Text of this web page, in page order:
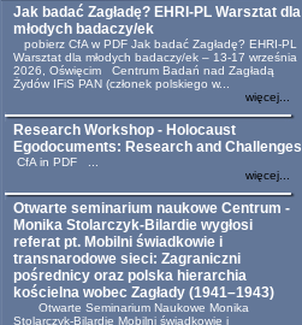
Jak badać Zagładę? EHRI-PL Warsztat dla
młodych badaczy/ek
pobierz CfA w PDF Jak badać Zagładę? EHRI-PL
Warsztat dla młodych badaczy/ek – 13-17 września
2026, Oświęcim Centrum Badań nad Zagładą
Żydów IFiS PAN (członek polskiego w...
więcej...
Research Workshop - Holocaust
Egodocuments: Research and Challenges
CfA in PDF ...
więcej...
Otwarte seminarium naukowe Centrum -
Monika Stolarczyk-Bilardie wygłosi
referat pt. Mobilni świadkowie i
transnarodowe sieci: Zagraniczni
pośrednicy oraz polska hierarchia
kościelna wobec Zagłady (1941–1943)
Otwarte Seminarium Naukowe Monika
Stolarczyk-Bilardie Mobilni świadkowie i